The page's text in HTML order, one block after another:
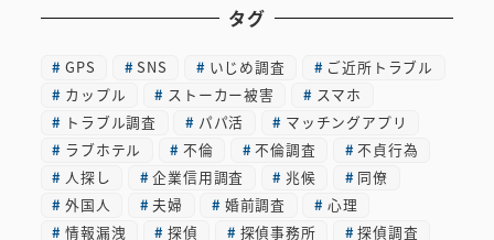
ー
イ
ブ
タグ
GPS SNS いじめ調査
ご近所トラブル
カップル
ストーカー被害
スマホ
トラブル調査
パパ活
マッチングアプリ
ラブホテル
不倫 不倫調査
不貞行為
人探し
企業信用調査 兆候
同僚
外国人
夫婦 婚前調査
心理
情報漏洩
探偵 探偵事務所 探偵調査